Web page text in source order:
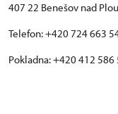
407 22 Benešov nad
Telefon: +420 724 663
Pokladna: +420 412 586